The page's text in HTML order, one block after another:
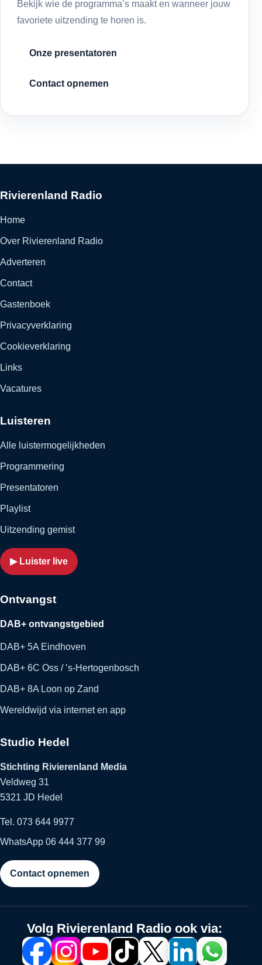
Bekijk wie de programma’s maakt en wanneer jouw
favoriete uitzending te horen is.
Onze presentatoren
Contact opnemen
Rivierenland Radio
Home
Over Rivierenland Radio
Adverteren
Contact
Gastenboek
Privacyverklaring
Cookieverklaring
Links
Vacatures
Luisteren
Alle luistermogelijkheden
Programmering
Presentatoren
Playlist
Uitzending gemist
▶ Luister live
Ontvangst
DAB+ ontvangstgebied
DAB+ 5A Eindhoven
DAB+ 6C Oss / ’s-Hertogenbosch
DAB+ 8A Loon op Zand
Wereldwijd via internet en app
Studio Hedel
Stichting Rivierenland Media
Veldweg 31
5321 JD Hedel
Tel. 073 644 9977
WhatsApp 06 444 377 99
Contact opnemen
Volg Rivierenland Radio ook via: